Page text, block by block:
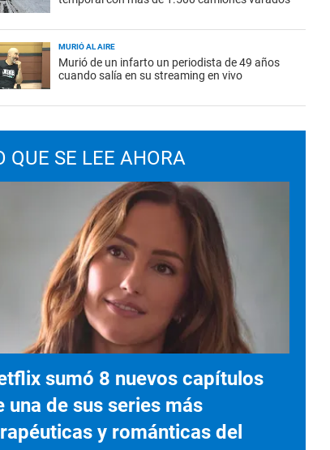
MURIÓ AL AIRE
Murió de un infarto un periodista de 49 años
cuando salía en su streaming en vivo
QUE SE LEE AHORA
sumó 8 nuevos capítulos
una de sus series más
y románticas del